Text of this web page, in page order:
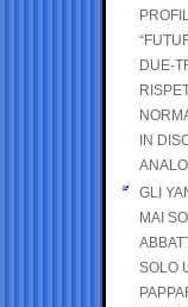
DUE-
IN
GLI
MAI
SOLO